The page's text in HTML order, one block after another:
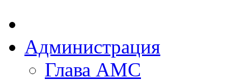
Администрация
Глава АМС